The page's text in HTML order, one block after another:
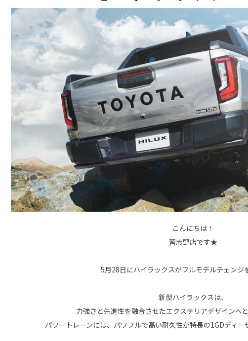
こんにちは！
習志野店です★
5月28日にハイラックスがフルモデルチェンジ
新型ハイラックスは、
力強さと先進性を融合させたエクステリアデザインへ
パワートレーンには、パワフルで高い耐久性が特長の1GDディー